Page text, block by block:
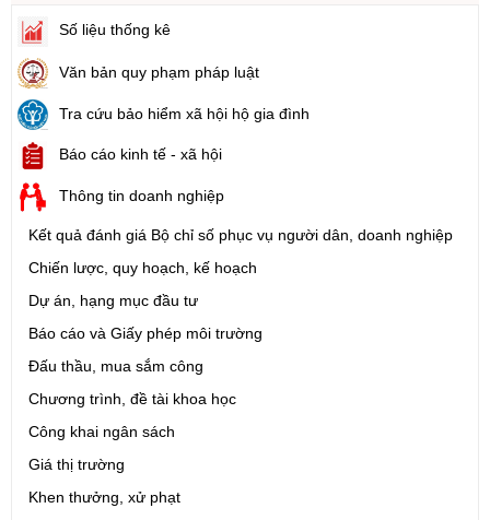
Số liệu thống kê
Văn bản quy phạm pháp luật
Tra cứu bảo hiểm xã hội hộ gia đình
Báo cáo kinh tế - xã hội
Thông tin doanh nghiệp
Kết quả đánh giá Bộ chỉ số phục vụ người dân, doanh nghiệp
Chiến lược, quy hoạch, kế hoạch
Dự án, hạng mục đầu tư
Báo cáo và Giấy phép môi trường
Đấu thầu, mua sắm công
Chương trình, đề tài khoa học
Công khai ngân sách
Giá thị trường
Khen thưởng, xử phạt